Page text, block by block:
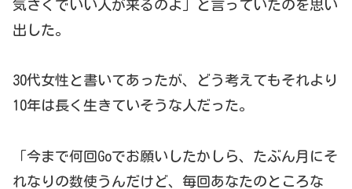
気さくでいい人が来るのよ」と言っていたのを思い
出した。
30代女性と書いてあったが、どう考えてもそれより
10年は長く生きていそうな人だった。
「今まで何回Goでお願いしたかしら、たぶん月にそ
れなりの数使うんだけど、毎回あなたのところな